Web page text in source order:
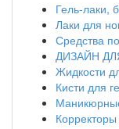
Гель-лаки,
Лаки для
Средства
ДИЗАЙН
Жидкости
Кисти для